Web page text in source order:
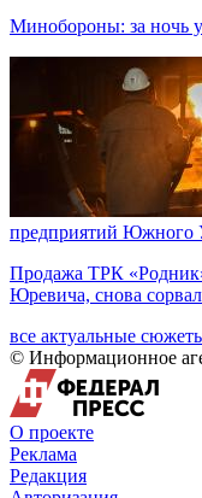
Минобороны: за ночь
предприятий Южного
Продажа ТРК
Юревича, снова
все актуальные
© Информационное
О проекте
Реклама
Редакция